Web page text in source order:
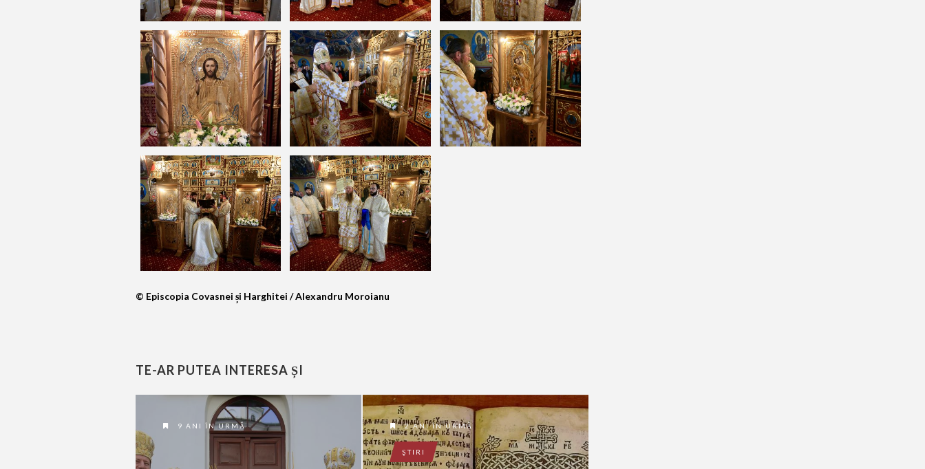
© Episcopia Covasnei și Harghitei / Alexandru Moroianu
TE-AR PUTEA INTERESA ȘI
9 ANI ÎN URMĂ 2 ANI ÎN URMĂ
ŞTIRI